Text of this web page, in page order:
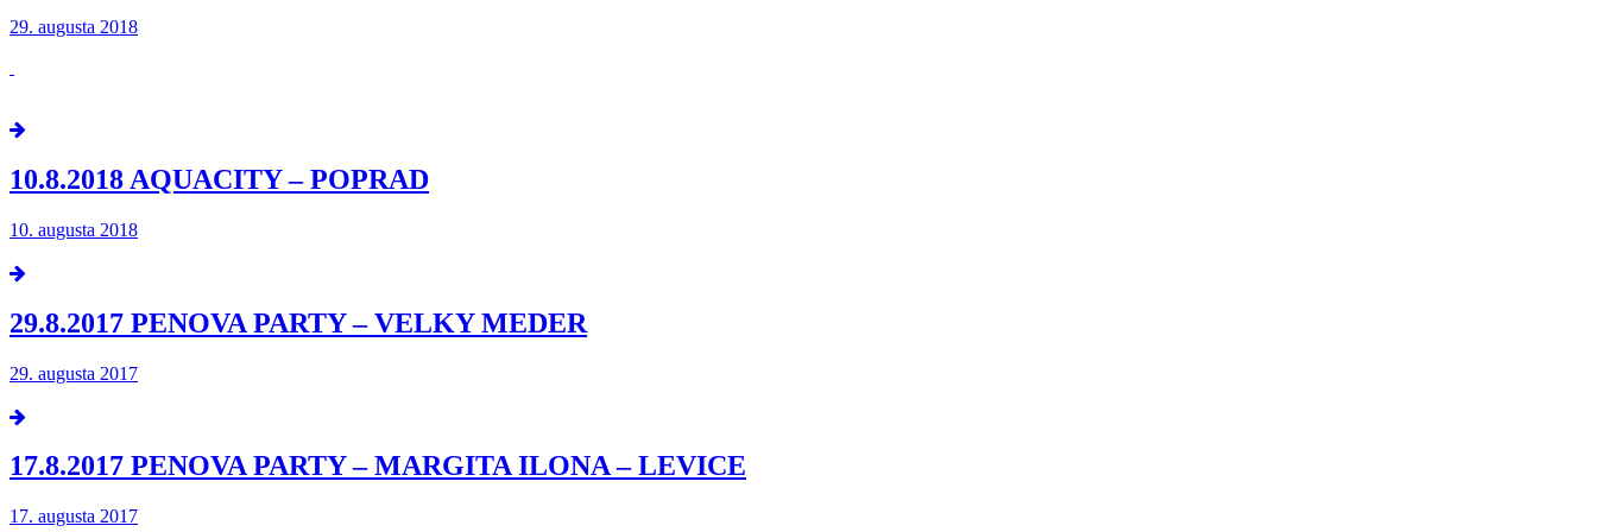
29. augusta 2018
10.8.2018 AQUACITY – POPRAD
10. augusta 2018
29.8.2017 PENOVA PARTY – VELKY MEDER
29. augusta 2017
17.8.2017 PENOVA PARTY – MARGITA ILONA – LEVICE
17. augusta 2017